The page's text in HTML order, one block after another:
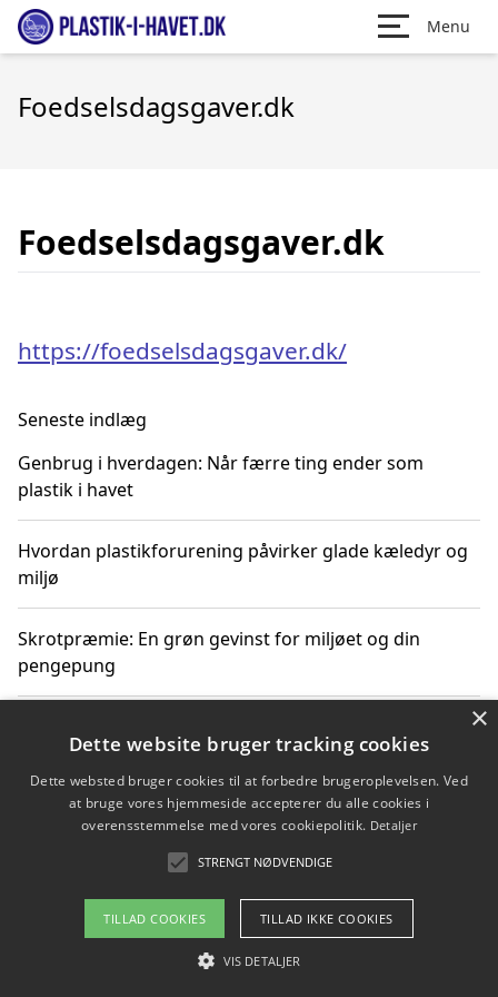
Menu
Foedselsdagsgaver.dk
Foedselsdagsgaver.dk
https://foedselsdagsgaver.dk/
Seneste indlæg
Genbrug i hverdagen: Når færre ting ender som
plastik i havet
Hvordan plastikforurening påvirker glade kæledyr og
miljø
Skrotpræmie: En grøn gevinst for miljøet og din
pengepung
Hvordan blåfade med rist kan hjælpe med at reducere
plastik i havet
Spil kasinospil på et troværdigt online casino: Din
guide til sikker og sjov underholdning
Copyright 2026 - Pilanto Aps
Om / kontakt
×
Dette website bruger tracking cookies
Dette websted bruger cookies til at forbedre brugeroplevelsen. Ved
at bruge vores hjemmeside accepterer du alle cookies i
overensstemmelse med vores cookiepolitik. Detaljer
STRENGT NØDVENDIGE
TILLAD COOKIES TILLAD IKKE COOKIES
VIS DETALJER